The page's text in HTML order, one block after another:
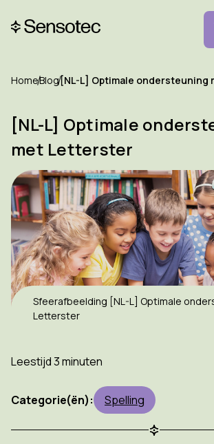
HomeBlog[NL-L] Optimale ondersteuning
[NL-L] Optimale
met Letterster
Sfeerafbeelding [NL-L] Optimale
Letterster
Leestijd 3 minuten
Categorie(ën): Spelling